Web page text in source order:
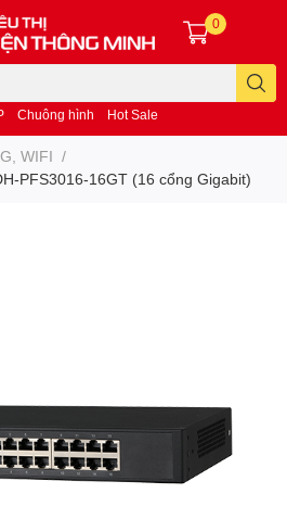
Chuông hình Hot Sale
0
WIFI /
PFS3016-16GT (16 cổng Gigabit)